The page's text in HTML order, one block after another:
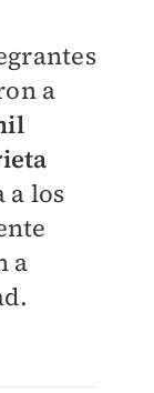
a
a los
a